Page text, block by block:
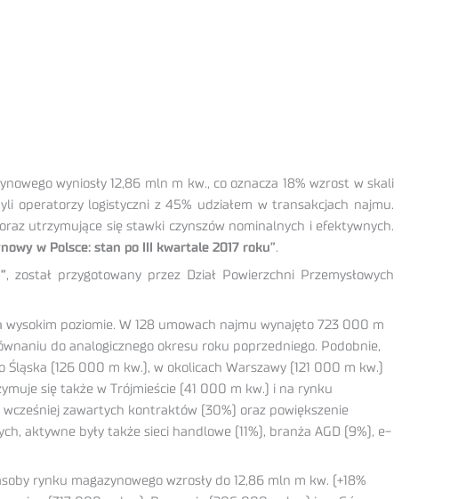
wyniosły 12,86 mln m kw., co oznacza 18% wzrost w skali
operatorzy logistyczni z 45% udziałem w transakcjach najmu.
utrzymujące się stawki czynszów nominalnych i efektywnych.
w Polsce: stan po III kwartale 2017 roku”.
, został przygotowany przez Dział Powierzchni Przemysłowych
poziomie. W 128 umowach najmu wynajęto 723 000 m
do analogicznego okresu roku poprzedniego. Podobnie,
(126 000 m kw.), w okolicach Warszawy (121 000 m kw.)
się także w Trójmieście (41 000 m kw.) i na rynku
zawartych kontraktów (30%) oraz powiększenie
aktywne były także sieci handlowe (11%), branża AGD (9%), e-
rynku magazynowego wzrosły do 12,86 mln m kw. (+18%